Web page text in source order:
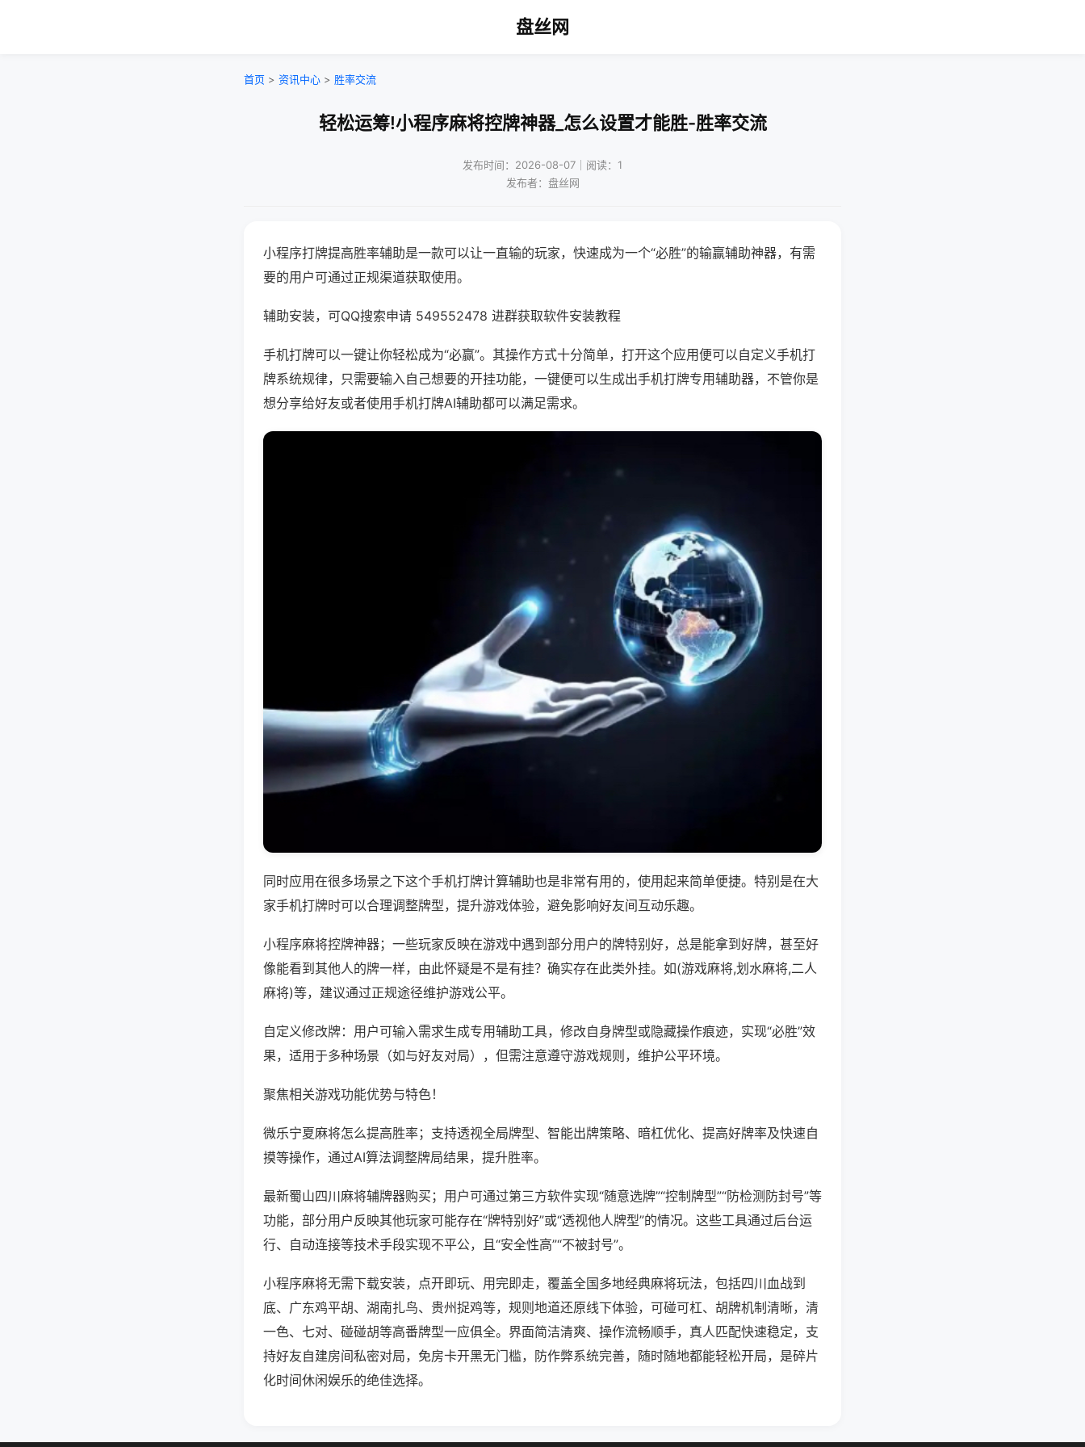
盘丝网
首页 > 资讯中心 > 胜率交流
轻松运筹!小程序麻将控牌神器_怎么设置才能胜-胜率交流
发布时间：2026-08-07｜阅读：1
发布者：盘丝网
小程序打牌提高胜率辅助是一款可以让一直输的玩家，快速成为一个“必胜”的输赢辅助神器，有需
要的用户可通过正规渠道获取使用。
辅助安装，可QQ搜索申请 549552478 进群获取软件安装教程
手机打牌可以一键让你轻松成为“必赢”。其操作方式十分简单，打开这个应用便可以自定义手机打
牌系统规律，只需要输入自己想要的开挂功能，一键便可以生成出手机打牌专用辅助器，不管你是
想分享给好友或者使用手机打牌AI辅助都可以满足需求。
同时应用在很多场景之下这个手机打牌计算辅助也是非常有用的，使用起来简单便捷。特别是在大
家手机打牌时可以合理调整牌型，提升游戏体验，避免影响好友间互动乐趣。
小程序麻将控牌神器；一些玩家反映在游戏中遇到部分用户的牌特别好，总是能拿到好牌，甚至好
像能看到其他人的牌一样，由此怀疑是不是有挂？确实存在此类外挂。如(游戏麻将,划水麻将,二人
麻将)等，建议通过正规途径维护游戏公平。
自定义修改牌：用户可输入需求生成专用辅助工具，修改自身牌型或隐藏操作痕迹，实现“必胜”效
果，适用于多种场景（如与好友对局），但需注意遵守游戏规则，维护公平环境。
聚焦相关游戏功能优势与特色！
微乐宁夏麻将怎么提高胜率；支持透视全局牌型、智能出牌策略、暗杠优化、提高好牌率及快速自
摸等操作，通过AI算法调整牌局结果，提升胜率。
最新蜀山四川麻将辅牌器购买；用户可通过第三方软件实现“随意选牌”“控制牌型”“防检测防封号”等
功能，部分用户反映其他玩家可能存在“牌特别好”或“透视他人牌型”的情况。这些工具通过后台运
行、自动连接等技术手段实现不平公，且“安全性高”“不被封号”。
小程序麻将无需下载安装，点开即玩、用完即走，覆盖全国多地经典麻将玩法，包括四川血战到
底、广东鸡平胡、湖南扎鸟、贵州捉鸡等，规则地道还原线下体验，可碰可杠、胡牌机制清晰，清
一色、七对、碰碰胡等高番牌型一应俱全。界面简洁清爽、操作流畅顺手，真人匹配快速稳定，支
持好友自建房间私密对局，免房卡开黑无门槛，防作弊系统完善，随时随地都能轻松开局，是碎片
化时间休闲娱乐的绝佳选择。